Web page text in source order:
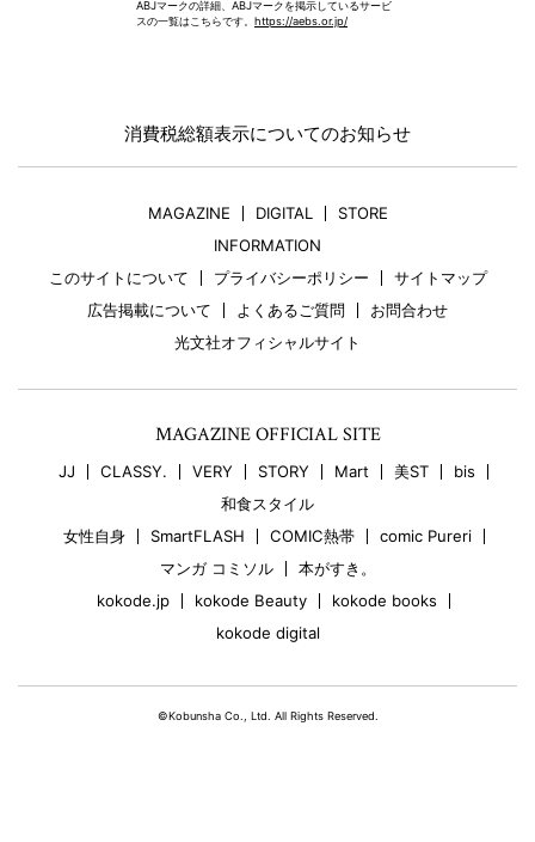
ABJマークの詳細、ABJマークを掲示しているサービ
スの一覧はこちらです。 https://aebs.or.jp/
消費税総額表示についてのお知らせ
MAGAZINE DIGITAL
STORE
INFORMATION
このサイトについて
プライバシーポリシー
サイトマップ
広告掲載について
よくあるご質問
お問合わせ
光文社オフィシャルサイト
MAGAZINE OFFICIAL SITE
JJ CLASSY. VERY STORY Mart 美ST
bis
和食スタイル
女性自身
SmartFLASH COMIC熱帯
comic Pureri
マンガ コミソル
本がすき。
kokode.jp
kokode Beauty
kokode books
kokode digital
©Kobunsha Co., Ltd. All Rights Reserved.